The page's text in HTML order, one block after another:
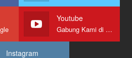
Youtube
Gabung Kami di Youtube
Instagram